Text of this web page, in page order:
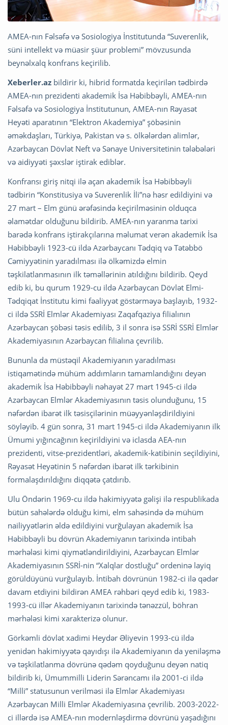
AMEA-nın Fəlsəfə və Sosiologiya İnstitutunda “Suverenlik,
süni intellekt və müasir şüur problemi” mövzusunda
beynəlxalq konfrans keçirilib.
Xeberler.az bildirir ki, hibrid formatda keçirilən tədbirdə
AMEA-nın prezidenti akademik İsa Həbibbəyli, AMEA-nın
Fəlsəfə və Sosiologiya İnstitutunun, AMEA-nın Rəyasət
Heyəti aparatının “Elektron Akademiya” şöbəsinin
əməkdaşları, Türkiyə, Pakistan və s. ölkələrdən alimlər,
Azərbaycan Dövlət Neft və Sənaye Universitetinin tələbələri
və aidiyyəti şəxslər iştirak ediblər.
Konfransı giriş nitqi ilə açan akademik İsa Həbibbəyli
tədbirin “Konstitusiya və Suverenlik İli”nə həsr edildiyini və
27 mart – Elm günü ərəfəsində keçirilməsinin olduqca
əlamətdar olduğunu bildirib. AMEA-nın yaranma tarixi
barədə konfrans iştirakçılarına məlumat verən akademik İsa
Həbibbəyli 1923-cü ildə Azərbaycanı Tədqiq və Tətəbbö
Cəmiyyətinin yaradılması ilə ölkəmizdə elmin
təşkilatlanmasının ilk təməllərinin atıldığını bildirib. Qeyd
edib ki, bu qurum 1929-cu ildə Azərbaycan Dövlət Elmi-
Tədqiqat İnstitutu kimi fəaliyyət göstərməyə başlayıb, 1932-
ci ildə SSRİ Elmlər Akademiyası Zaqafqaziya filialının
Azərbaycan şöbəsi təsis edilib, 3 il sonra isə SSRİ SSRİ Elmlər
Akademiyasının Azərbaycan filialına çevrilib.
Bununla da müstəqil Akademiyanın yaradılması
istiqamətində mühüm addımların tamamlandığını deyən
akademik İsa Həbibbəyli nəhayət 27 mart 1945-ci ildə
Azərbaycan Elmlər Akademiyasının təsis olunduğunu, 15
nəfərdən ibarət ilk təsisçilərinin müəyyənləşdirildiyini
söyləyib. 4 gün sonra, 31 mart 1945-ci ildə Akademiyanın ilk
Ümumi yığıncağının keçirildiyini və iclasda AEA-nın
prezidenti, vitse-prezidentləri, akademik-katibinin seçildiyini,
Rəyasət Heyətinin 5 nəfərdən ibarət ilk tərkibinin
formalaşdırıldığını diqqətə çatdırıb.
Ulu Öndərin 1969-cu ildə hakimiyyətə gəlişi ilə respublikada
bütün sahələrdə olduğu kimi, elm sahəsində də mühüm
nailiyyətlərin əldə edildiyini vurğulayan akademik İsa
Həbibbəyli bu dövrün Akademiyanın tarixində intibah
mərhələsi kimi qiymətləndirildiyini, Azərbaycan Elmlər
Akademiyasının SSRİ-nin “Xalqlar dostluğu” ordeninə layiq
görüldüyünü vurğulayıb. İntibah dövrünün 1982-ci ilə qədər
davam etdiyini bildirən AMEA rəhbəri qeyd edib ki, 1983-
1993-cü illər Akademiyanın tarixində tənəzzül, böhran
mərhələsi kimi xarakterizə olunur.
Görkəmli dövlət xadimi Heydər Əliyevin 1993-cü ildə
yenidən hakimiyyətə qayıdışı ilə Akademiyanın da yeniləşmə
və təşkilatlanma dövrünə qədəm qoyduğunu deyən natiq
bildirib ki, Ümummilli Liderin Sərəncamı ilə 2001-ci ildə
“Milli” statusunun verilməsi ilə Elmlər Akademiyası
Azərbaycan Milli Elmlər Akademiyasına çevrilib. 2003-2022-
ci illərdə isə AMEA-nın modernləşdirmə dövrünü yaşadığını